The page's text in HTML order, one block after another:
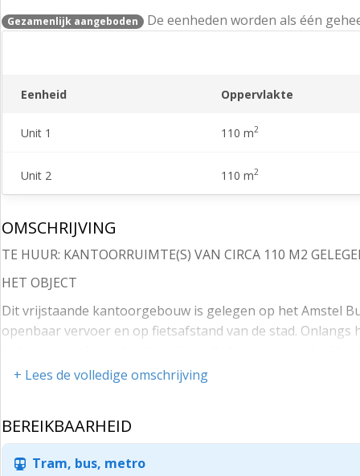
Gezamenlijk aangeboden De eenheden worden als één
Eenheid Oppervlakte
Unit 1 110 m2
Unit 2 110 m2
OMSCHRIJVING
TE HUUR: KANTOORRUIMTE(S) VAN CIRCA 110 M2
HET OBJECT
Dit vrijstaande kantoorgebouw is gelegen op het Amstel
openbaar vervoer en op fietsafstand van de stad.
uitstraling. Dit door onder andere de zichtbare
LOCATIE
Het Amstel Business Park is “The Place To Be” voor
ondernemingen uit verschillende bedrijfstakken, zoals
+ Lees de volledige omschrijving
BEREIKBAARHEID
Tram, bus, metro